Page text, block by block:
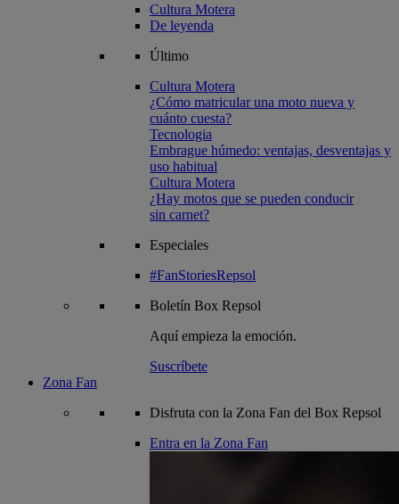
Cultura Motera
De leyenda
Último
Cultura Motera
¿Cómo matricular una moto nueva y
cuánto cuesta?
Tecnologia
Embrague húmedo: ventajas, desventajas y
uso habitual
Cultura Motera
¿Hay motos que se pueden conducir
sin carnet?
Especiales
#FanStoriesRepsol
Boletín Box Repsol
Aquí empieza la emoción.
Suscríbete
Zona Fan
Disfruta con la Zona Fan del Box Repsol
Entra en la Zona Fan